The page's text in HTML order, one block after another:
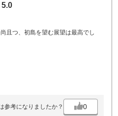
5.0
且つ、初島を望む展望は最高でし
参考になりましたか？ 0